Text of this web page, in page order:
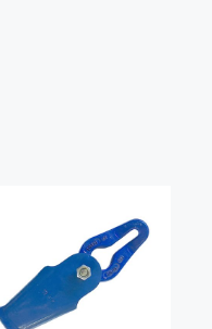
AJOUTER AU
PANIER
/
DÉTAILS